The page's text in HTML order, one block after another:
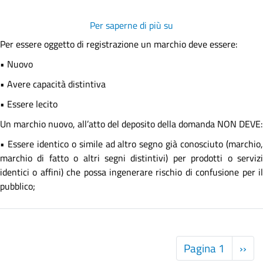
Per saperne di più su
caratteristiche
per
ottenere
la
registrazione?
Per essere oggetto di registrazione un marchio deve essere:
• Nuovo
• Avere capacità distintiva
• Essere lecito
Un marchio nuovo, all’atto del deposito della domanda NON DEVE:
• Essere identico o simile ad altro segno già conosciuto (marchio,
marchio di fatto o altri segni distintivi) per prodotti o servizi
identici o affini) che possa ingenerare rischio di confusione per il
pubblico;
Pagina 1 ››